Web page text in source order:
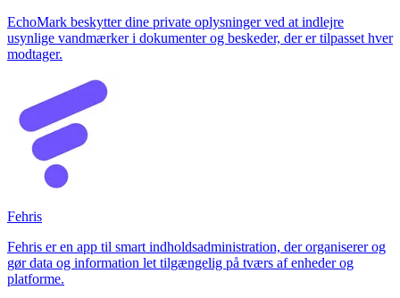
EchoMark beskytter dine private oplysninger ved at indlejre
usynlige vandmærker i dokumenter og beskeder, der er tilpasset hver
modtager.
Fehris
Fehris er en app til smart indholdsadministration, der organiserer og
gør data og information let tilgængelig på tværs af enheder og
platforme.